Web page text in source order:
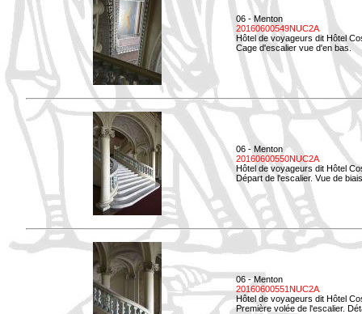
06 - Menton
20160600549NUC2A
Hôtel de voyageurs dit Hôtel
Cage d'escalier vue d'en bas.
06 - Menton
20160600550NUC2A
Hôtel de voyageurs dit Hôtel
Départ de l'escalier. Vue de
06 - Menton
20160600551NUC2A
Hôtel de voyageurs dit Hôtel
Première volée de l'escalier.